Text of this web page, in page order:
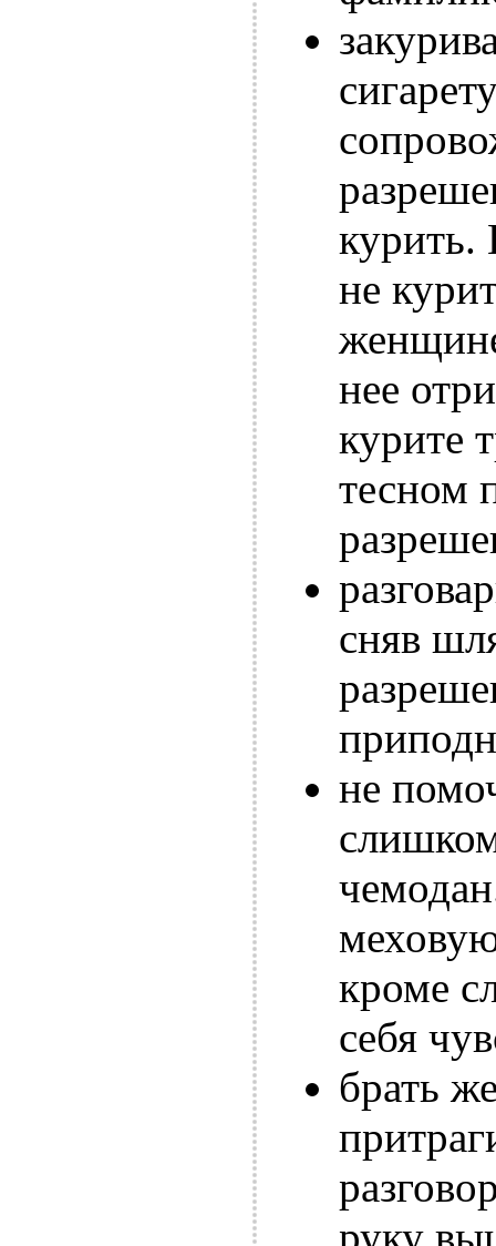
курить.
не
нее
курите
тесном
сняв
не
кроме
себя
брать